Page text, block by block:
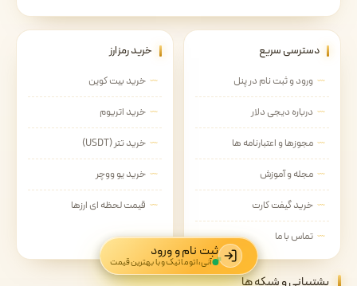
دسترسی سریع
ورود و ثبت نام در پنل
درباره دیجی دلار
مجوزها و اعتبارنامه ها
مجله و آموزش
خرید گیفت کارت
تماس با ما
خرید رمزارز
خرید بیت کوین
خرید اتریوم
خرید تتر (USDT)
خرید یو ووچر
قیمت لحظه ای ارزها
ثبت نام و ورود
آنی، اتوماتیک و با بهترین قیمت